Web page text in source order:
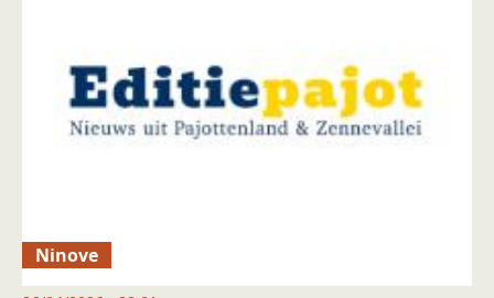
Ninove